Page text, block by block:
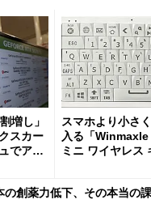
増し」
スカー
でアキ
スマホより小さ
入る「
ミニ ワイヤレス
の創薬力低下、その本当の